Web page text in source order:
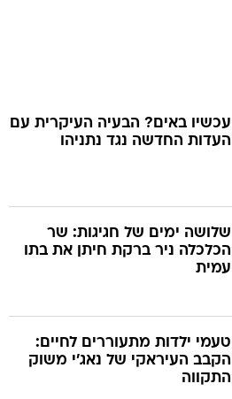
עכשיו באים? הבעיה העיקרית עם
העדות החדשה נגד נתניהו
שלושה ימים של חגיגות: שר
הכלכלה ניר ברקת חיתן את בתו
עמית
טעמי ילדות מתעוררים לחיים:
הקבב העיראקי של נאג׳י משוק
התקווה